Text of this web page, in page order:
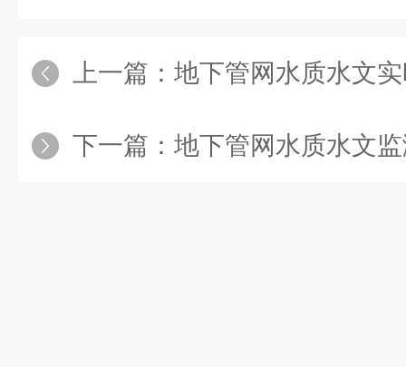
上一篇： 地下管网水质水文实时监测站上
下一篇： 地下管网水质水文监测站大显神